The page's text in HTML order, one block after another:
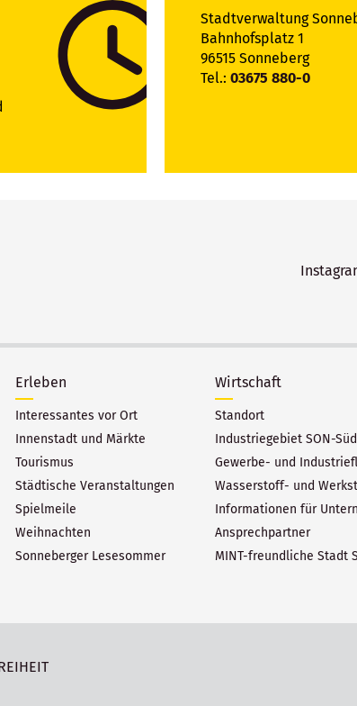
Stadtverwaltung
Bahnhofsplatz 1
96515 Sonneberg
Tel.: 03675 880-0
Erleben
Interessantes vor Ort
Innenstadt und Märkte
Tourismus
Städtische Veranstaltungen
Spielmeile
Weihnachten
Sonneberger Lesesommer
Wirtschaft
Standort
Industriegebiet SON-Süd
Gewerbe- und
Wasserstoff- und
Informationen für
Ansprechpartner
MINT-freundliche Stadt